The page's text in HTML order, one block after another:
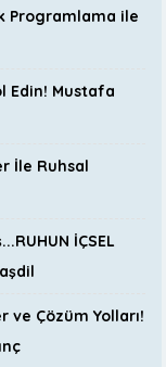
Programlama ile
Edin! Mustafa
İle Ruhsal
İÇSEL
ve Çözüm Yolları!